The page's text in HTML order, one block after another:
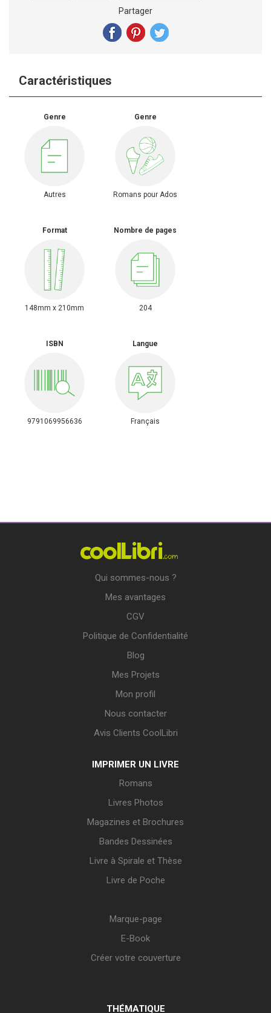
Partager
Caractéristiques
Genre
Autres
Genre
Romans pour Ados
Format
148mm x 210mm
Nombre de pages
204
ISBN
9791069956636
Langue
Français
Qui sommes-nous ?
Mes avantages
CGV
Politique de Confidentialité
Blog
Mes Projets
Mon profil
Nous contacter
Avis Clients CoolLibri
IMPRIMER UN LIVRE
Romans
Livres Photos
Magazines et Brochures
Bandes Dessinées
Livre à Spirale et Thèse
Livre de Poche
Marque-page
E-Book
Créer votre couverture
THÉMATIQUE